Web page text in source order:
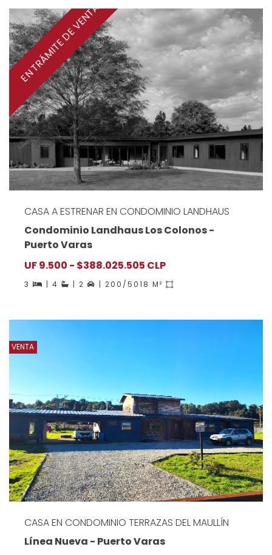
EN TRÁMITE DE VENTA
CASA A ESTRENAR EN CONDOMINIO LANDHAUS
Condominio Landhaus Los Colonos -
Puerto Varas
UF 9.500 - $388.025.505 CLP
3 | 4 | 2 | 200/5018 M²
VENTA
CASA EN CONDOMINIO TERRAZAS DEL MAULLÍN
Línea Nueva - Puerto Varas